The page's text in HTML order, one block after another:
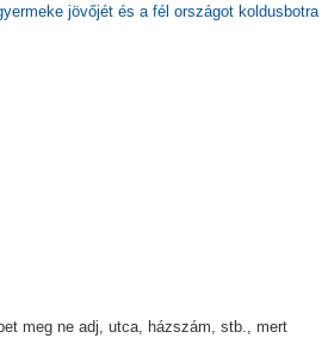
jövőjét és a fél országot koldusbotra
meg ne adj, utca, házszám, stb., mert